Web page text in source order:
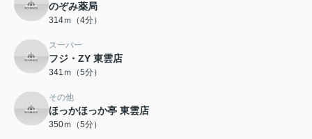
のぞみ薬局
314ｍ（4分）
スーパー
フジ・ZY 東雲店
341ｍ（5分）
その他
ほっかほっか亭 東雲店
350ｍ（5分）